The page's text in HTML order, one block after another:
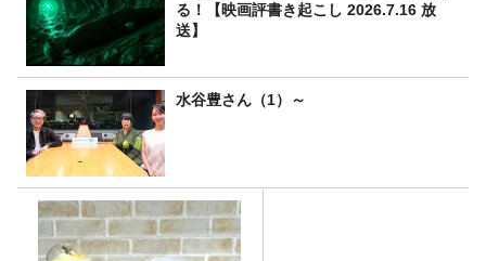
る！【映画評書き起こし 2026.7.16 放
送】
水谷豊さん（1）～